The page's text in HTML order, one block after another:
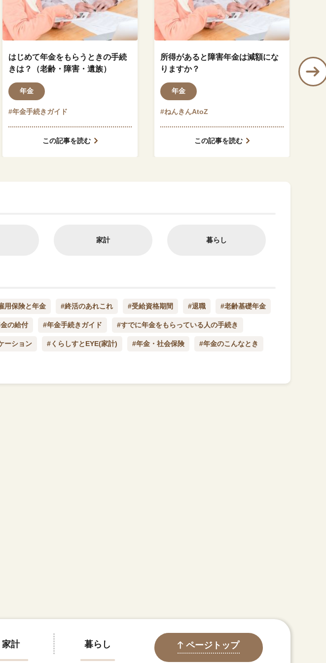
はじめて年金をもらうときの手続
きは？（老齢・障害・遺族）
年金
#年金手続きガイド
この記事を読む
所得があると障害年金は減額にな
りますか？
年金
#ねんきんAtoZ
この記事を読む
特
上
う
家計 暮らし
用保険と年金 #終活のあれこれ #受給資格期間 #退職 #老齢基礎年金
の給付 #年金手続きガイド #すでに年金をもらっている人の手続き
ーション #くらしすとEYE(家計) #年金・社会保険 #年金のこんなとき
家計 暮らし ページトップ